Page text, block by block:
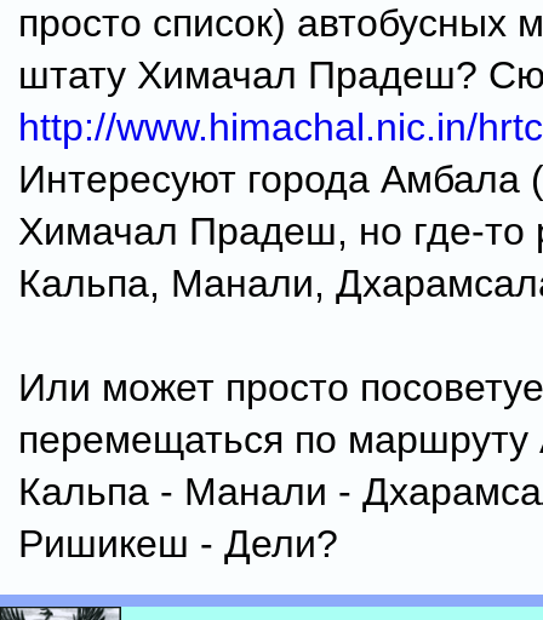
просто список) автобусных
штату Химачал Прадеш?
http://www.himachal.nic.in/
Интересуют города Амбала
Химачал Прадеш, но где-то
Кальпа, Манали,
Или может просто
перемещаться по
Кальпа - Манали -
Ришикеш - Дели?